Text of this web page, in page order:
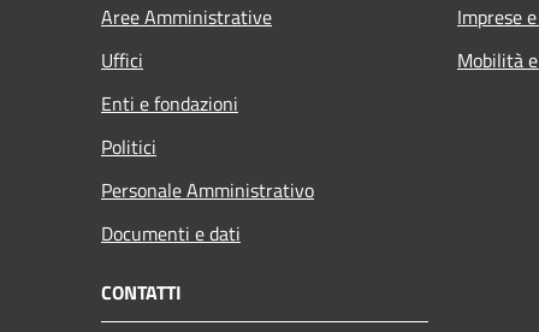
Aree Amministrative
Uffici
Enti e fondazioni
Politici
Personale Amministrativo
Documenti e dati
Imprese
Mobilità
CONTATTI